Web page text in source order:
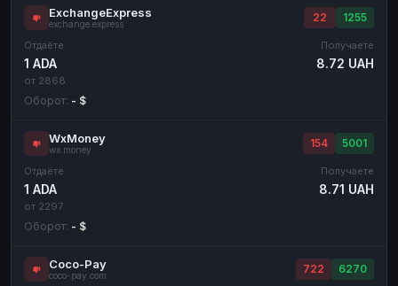
ExchangeExpress
exchange.express
22 1255
Отдаёте
1 ADA
от 2868
Получаете
8.72 UAH
Оборот: - $
WxMoney
wx.money
154 5001
Отдаёте
1 ADA
от 2297
Получаете
8.71 UAH
Оборот: - $
Coco-Pay
coco-pay.com
722 6270